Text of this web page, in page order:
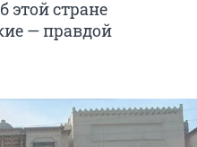
этой стране
— правдой